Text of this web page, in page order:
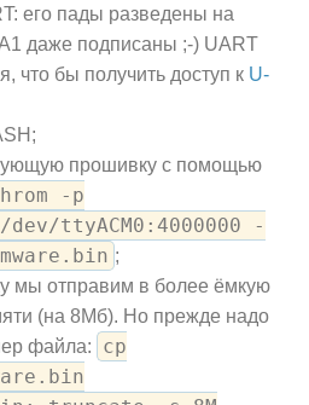
его пады разведены на
даже подписаны ;-) UART
что бы получить доступ к U-
прошивку с помощью
-p
ttyACM0:4000000 -
;
мы отправим в более ёмкую
(на 8Мб). Но прежде надо
файла:
cp